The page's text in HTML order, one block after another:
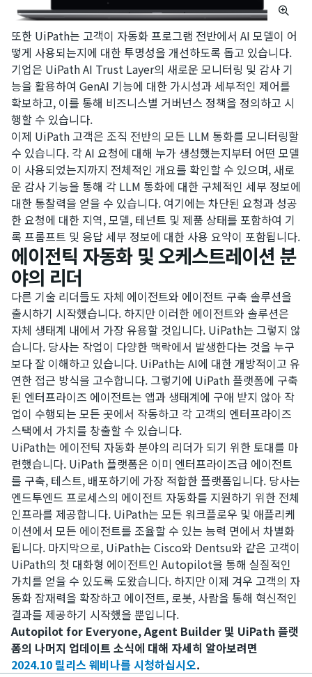
또한 UiPath는 고객이 자동화 프로그램 전반에서 AI 모델이 어
떻게 사용되는지에 대한 투명성을 개선하도록 돕고 있습니다.
기업은 UiPath AI Trust Layer의 새로운 모니터링 및 감사 기
능을 활용하여 GenAI 기능에 대한 가시성과 세부적인 제어를
확보하고, 이를 통해 비즈니스별 거버넌스 정책을 정의하고 시
행할 수 있습니다.
이제 UiPath 고객은 조직 전반의 모든 LLM 통화를 모니터링할
수 있습니다. 각 AI 요청에 대해 누가 생성했는지부터 어떤 모델
이 사용되었는지까지 전체적인 개요를 확인할 수 있으며, 새로
운 감사 기능을 통해 각 LLM 통화에 대한 구체적인 세부 정보에
대한 통찰력을 얻을 수 있습니다. 여기에는 차단된 요청과 성공
한 요청에 대한 지역, 모델, 테넌트 및 제품 상태를 포함하여 기
록 프롬프트 및 응답 세부 정보에 대한 사용 요약이 포함됩니다.
에이전틱 자동화 및 오케스트레이션 분
야의 리더
다른 기술 리더들도 자체 에이전트와 에이전트 구축 솔루션을
출시하기 시작했습니다. 하지만 이러한 에이전트와 솔루션은
자체 생태계 내에서 가장 유용할 것입니다. UiPath는 그렇지 않
습니다. 당사는 작업이 다양한 맥락에서 발생한다는 것을 누구
보다 잘 이해하고 있습니다. UiPath는 AI에 대한 개방적이고 유
연한 접근 방식을 고수합니다. 그렇기에 UiPath 플랫폼에 구축
된 엔터프라이즈 에이전트는 앱과 생태계에 구애 받지 않아 작
업이 수행되는 모든 곳에서 작동하고 각 고객의 엔터프라이즈
스택에서 가치를 창출할 수 있습니다.
UiPath는 에이전틱 자동화 분야의 리더가 되기 위한 토대를 마
련했습니다. UiPath 플랫폼은 이미 엔터프라이즈급 에이전트
를 구축, 테스트, 배포하기에 가장 적합한 플랫폼입니다. 당사는
엔드투엔드 프로세스의 에이전트 자동화를 지원하기 위한 전체
인프라를 제공합니다. UiPath는 모든 워크플로우 및 애플리케
이션에서 모든 에이전트를 조율할 수 있는 능력 면에서 차별화
됩니다. 마지막으로, UiPath는 Cisco와 Dentsu와 같은 고객이
UiPath의 첫 대화형 에이전트인 Autopilot을 통해 실질적인
가치를 얻을 수 있도록 도왔습니다. 하지만 이제 겨우 고객의 자
동화 잠재력을 확장하고 에이전트, 로봇, 사람을 통해 혁신적인
결과를 제공하기 시작했을 뿐입니다.
Autopilot for Everyone, Agent Builder 및 UiPath 플랫
폼의 나머지 업데이트 소식에 대해 자세히 알아보려면
2024.10 릴리스 웨비나를 시청하십시오.